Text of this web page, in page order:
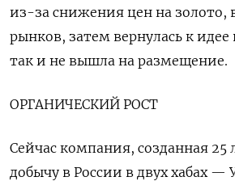
из-за снижения цен на золото,
рынков, затем вернулась к идее
так и не вышла на размещение.
ОРГАНИЧЕСКИЙ РОСТ
Сейчас компания, созданная 25
добычу в России в двух хабах —